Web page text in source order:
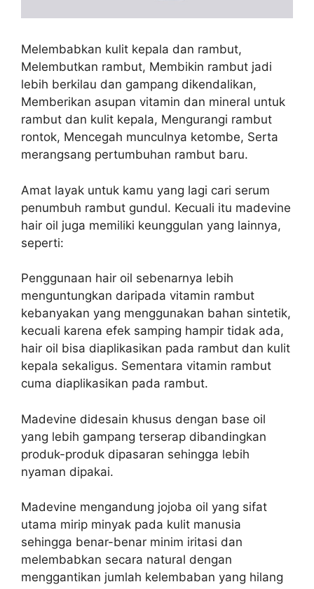
Melembabkan kulit kepala dan rambut,
Melembutkan rambut, Membikin rambut jadi
lebih berkilau dan gampang dikendalikan,
Memberikan asupan vitamin dan mineral untuk
rambut dan kulit kepala, Mengurangi rambut
rontok, Mencegah munculnya ketombe, Serta
merangsang pertumbuhan rambut baru.
Amat layak untuk kamu yang lagi cari serum
penumbuh rambut gundul. Kecuali itu madevine
hair oil juga memiliki keunggulan yang lainnya,
seperti:
Penggunaan hair oil sebenarnya lebih
menguntungkan daripada vitamin rambut
kebanyakan yang menggunakan bahan sintetik,
kecuali karena efek samping hampir tidak ada,
hair oil bisa diaplikasikan pada rambut dan kulit
kepala sekaligus. Sementara vitamin rambut
cuma diaplikasikan pada rambut.
Madevine didesain khusus dengan base oil
yang lebih gampang terserap dibandingkan
produk-produk dipasaran sehingga lebih
nyaman dipakai.
Madevine mengandung jojoba oil yang sifat
utama mirip minyak pada kulit manusia
sehingga benar-benar minim iritasi dan
melembabkan secara natural dengan
menggantikan jumlah kelembaban yang hilang